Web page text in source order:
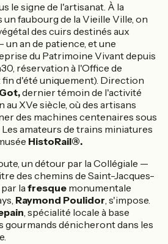
le signe de l'artisanat. À la
un faubourg de la Vieille Ville, on
des cuirs destinés aux
un an de patience, et une
du Patrimoine Vivant depuis
réservation à l'Office de
fin d'été uniquement). Direction
dernier témoin de l'activité
au XVe siècle, où des artisans
des machines centenaires sous
Les amateurs de trains miniatures
HistoRail®.
un détour par la Collégiale —
des chemins de Saint-Jacques-
lafresque monumentale
Raymond Poulidor, s'impose.
, spécialité locale à base
gourmands dénicheront dans les